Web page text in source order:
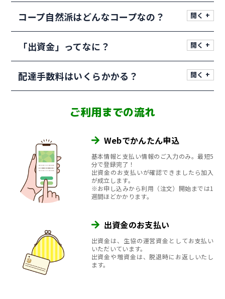
コープ自然派はどんなコープなの？
「出資金」ってなに？
配達手数料はいくらかかる？
ご利用までの流れ
Webでかんたん申込
基本情報と支払い情報のご入力のみ。最短5
分で登録完了！
出資金のお支払いが確認できましたら加入
が成立します。
※お申し込みから利用（注文）開始までは1
週間ほどかかります。
出資金のお支払い
出資金は、生協の運営資金としてお支払い
いただいています。
出資金や増資金は、脱退時にお返しいたし
ます。